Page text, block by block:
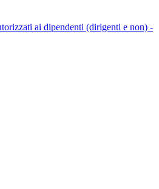
ai dipendenti (dirigenti e non) -